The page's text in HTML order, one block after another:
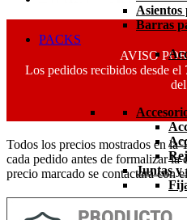
Juntas y
Barras
PACKS
AVISO
Los pedidos recibidos desde el
Todos los precios mostrados en la
cada pedido antes de formalizar la
precio marcado se contactará con